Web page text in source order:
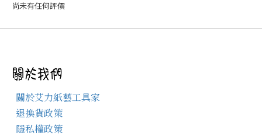
尚未有任何評價
關於艾力紙藝工具家
退換貨政策
隱私權政策